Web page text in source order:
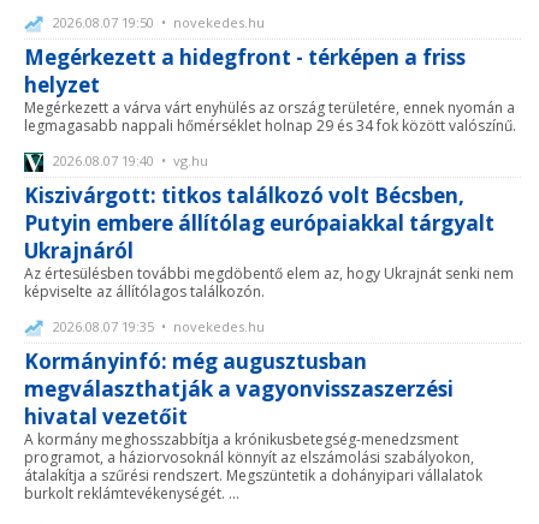
2026.08.07 19:50 • novekedes.hu
Megérkezett a hidegfront - térképen a friss
helyzet
Megérkezett a várva várt enyhülés az ország területére, ennek nyomán a
legmagasabb nappali hőmérséklet holnap 29 és 34 fok között valószínű.
2026.08.07 19:40 • vg.hu
Kiszivárgott: titkos találkozó volt Bécsben,
Putyin embere állítólag európaiakkal tárgyalt
Ukrajnáról
Az értesülésben további megdöbentő elem az, hogy Ukrajnát senki nem
képviselte az állítólagos találkozón.
2026.08.07 19:35 • novekedes.hu
Kormányinfó: még augusztusban
megválaszthatják a vagyonvisszaszerzési
hivatal vezetőit
A kormány meghosszabbítja a krónikusbetegség-menedzsment
programot, a háziorvosoknál könnyít az elszámolási szabályokon,
átalakítja a szűrési rendszert. Megszüntetik a dohányipari vállalatok
burkolt reklámtevékenységét. ...